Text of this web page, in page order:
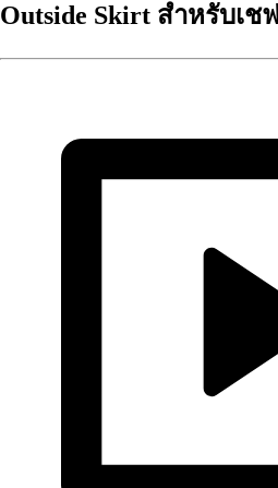
Outside Skirt สำหรับเชฟ